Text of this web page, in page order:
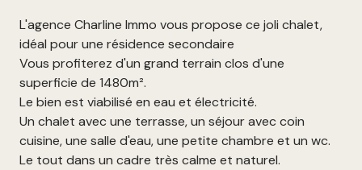
L'agence Charline Immo vous propose ce joli chalet,
idéal pour une résidence secondaire
Vous profiterez d'un grand terrain clos d'une
superficie de 1480m².
Le bien est viabilisé en eau et électricité.
Un chalet avec une terrasse, un séjour avec coin
cuisine, une salle d'eau, une petite chambre et un wc.
Le tout dans un cadre très calme et naturel.